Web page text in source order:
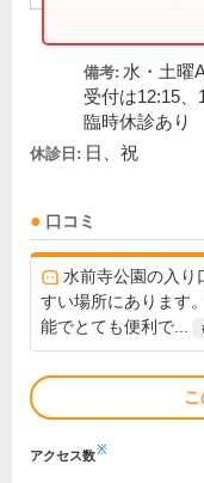
備考: 水・土曜
受付は12:15、
臨時休診あり
休診日: 日、祝
口コミ
水前寺公園の入り
すい場所にあります
能でとても便利で...
アクセス数※